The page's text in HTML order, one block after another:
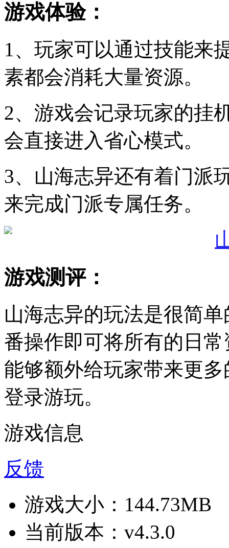
游戏体验：
1、玩家可以通过技能来
素都会消耗大量资源。
2、游戏会记录玩家的挂
会直接进入省心模式。
3、山海志异还有着门派
来完成门派专属任务。
游戏测评：
山海志异的玩法是很简
番操作即可将所有的日
能够额外给玩家带来更
登录游玩。
游戏信息
反馈
游戏大小： 144.73MB
当前版本： v4.3.0